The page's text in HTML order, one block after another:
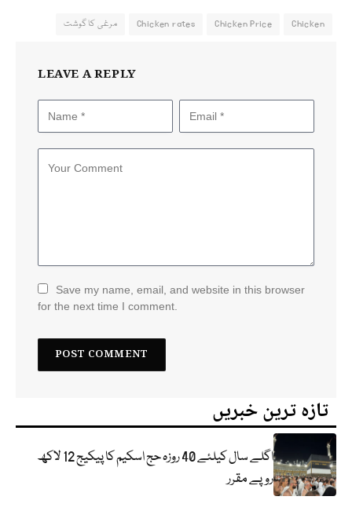
Chicken
Chicken Price
Chicken rates مرغی کا گوشت
LEAVE A REPLY
Save my name, email, and website in this browser
for the next time I comment.
تازہ ترین خبریں
اگلے سال کیلئے 40 روزہ حج اسکیم کا پیکیج 12 لاکھ
روپے مقرر